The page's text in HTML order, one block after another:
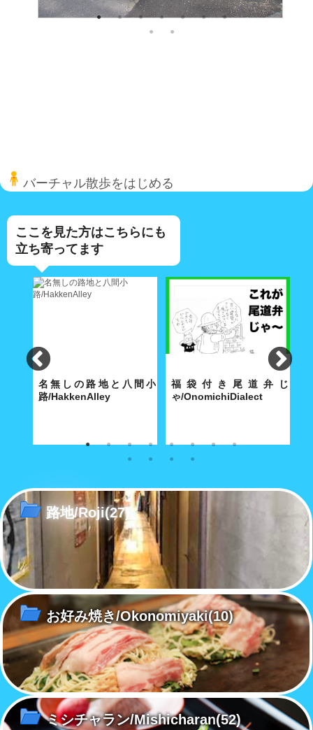
バーチャル散歩をはじめる
ここを見た方はこちらにも
立ち寄ってます
名無しの路地と八間小
路/HakkenAlley
奥深い路地の真ん中に大きな空
福袋付き尾道弁じ
ゃ/OnomichiDialect
経済合理性が優先する現代社会
路地/Roji(27)
お好み焼き/Okonomiyaki(10)
ミシチャラン/Mishicharan(52)